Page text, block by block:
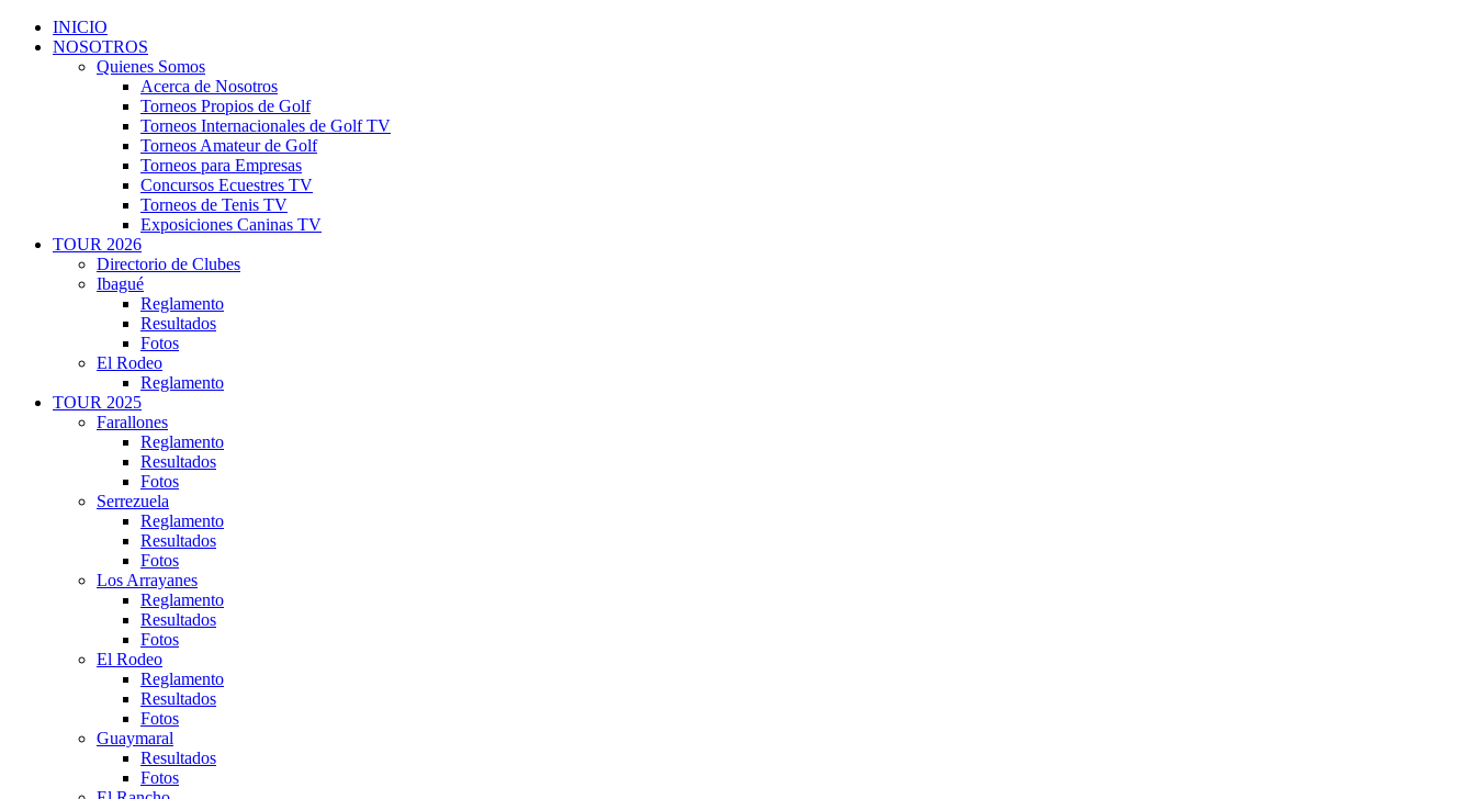
INICIO
NOSOTROS
Quienes Somos
Acerca de Nosotros
Torneos Propios de Golf
Torneos Internacionales de Golf TV
Torneos Amateur de Golf
Torneos para Empresas
Concursos Ecuestres TV
Torneos de Tenis TV
Exposiciones Caninas TV
TOUR 2026
Directorio de Clubes
Ibagué
Reglamento
Resultados
Fotos
El Rodeo
Reglamento
TOUR 2025
Farallones
Reglamento
Resultados
Fotos
Serrezuela
Reglamento
Resultados
Fotos
Los Arrayanes
Reglamento
Resultados
Fotos
El Rodeo
Reglamento
Resultados
Fotos
Guaymaral
Resultados
Fotos